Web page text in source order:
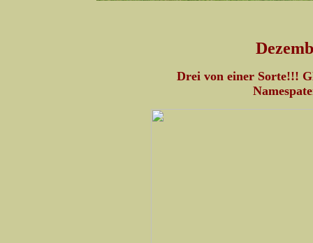
Drei von einer Sorte!!!